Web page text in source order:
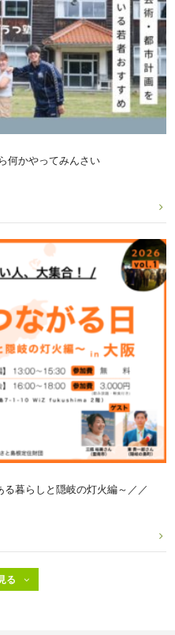
何かやってみんさい
暮らしと隠岐の灯火編～／／